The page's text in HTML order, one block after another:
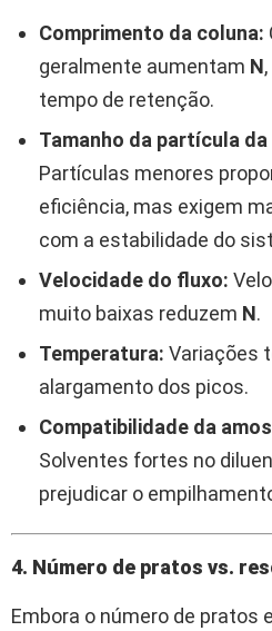
Comprimento da coluna:
geralmente aumentam N
tempo de retenção.
Tamanho da partícula
Partículas menores
eficiência, mas exigem
com a estabilidade do
Velocidade do fluxo:
muito baixas reduzem N.
Temperatura: Variações
alargamento dos picos.
Compatibilidade da
Solventes fortes no
prejudicar o
4. Número de pratos vs.
Embora o número de pratos